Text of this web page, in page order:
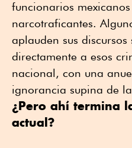
funcionarios
narcotraficantes.
aplauden sus
directamente a esos
nacional, con una
ignorancia supina de
¿Pero ahí termina
actual?